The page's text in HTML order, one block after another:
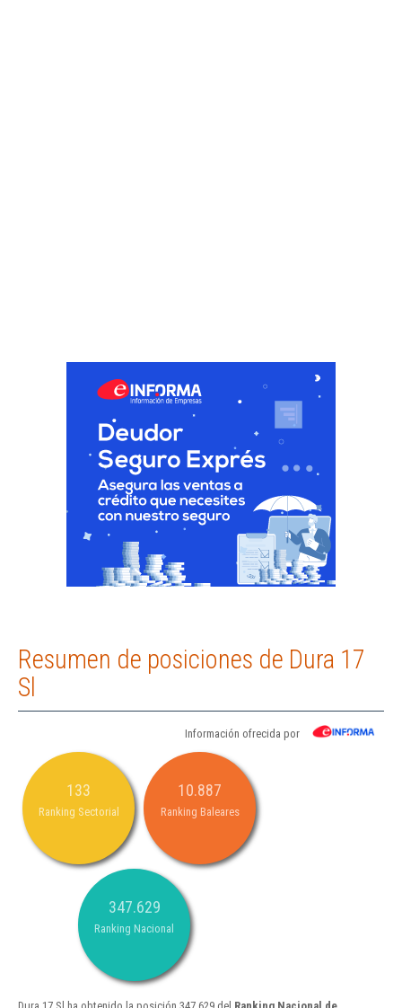
Resumen de posiciones de Dura 17
Sl
Información ofrecida por
133
Ranking Sectorial
10.887
Ranking Baleares
347.629
Ranking Nacional